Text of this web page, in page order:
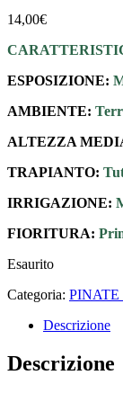
14,00€
ESPOSIZIONE:
AMBIENTE:
ALTEZZA
TRAPIANTO:
IRRIGAZIONE:
FIORITURA:
Esaurito
Categoria:
Descrizione
Descrizione